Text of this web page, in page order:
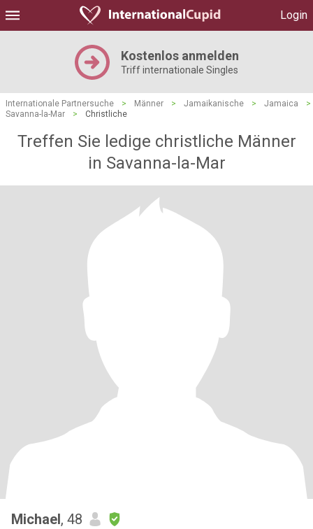
Login
Kostenlos anmelden
Triff internationale Singles
Internationale Partnersuche > Männer > Jamaikanische > Jamaica
>
Savanna-la-Mar
> Christliche
Treffen Sie ledige christliche Männer
in Savanna-la-Mar
Michael, 48